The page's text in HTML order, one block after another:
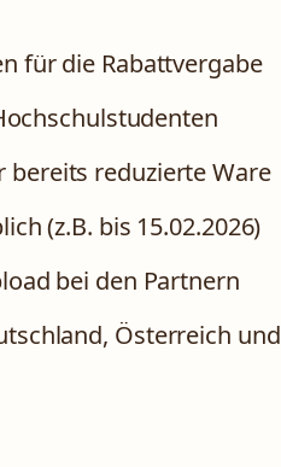
für die Rabattvergabe
bereits reduzierte Ware
(z.B. bis 15.02.2026)
bei den Partnern
Österreich und